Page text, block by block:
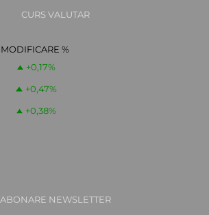
CURS VALUTAR
MODIFICARE %
+0,17%
+0,47%
+0,38%
ABONARE NEWSLETTER